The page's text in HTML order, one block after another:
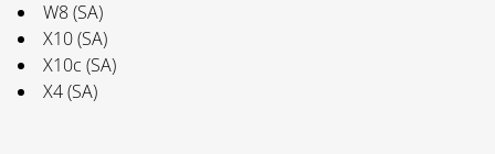
W8 (SA)
X10 (SA)
X10c (SA)
X4 (SA)